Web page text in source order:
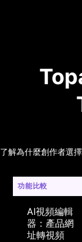
了解為什麼創作者選
功能比較
AI視頻編輯
器：產品網
址轉視頻